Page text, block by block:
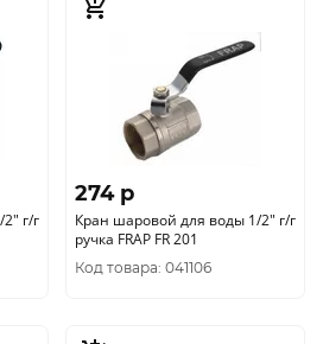
274 p
Кран шаровой для воды 1/2" г/г
ручка FRAP FR 201
Код товара: 041106